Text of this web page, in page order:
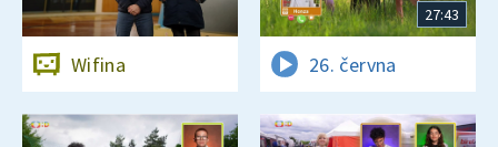
Wifina
27:43
26. června